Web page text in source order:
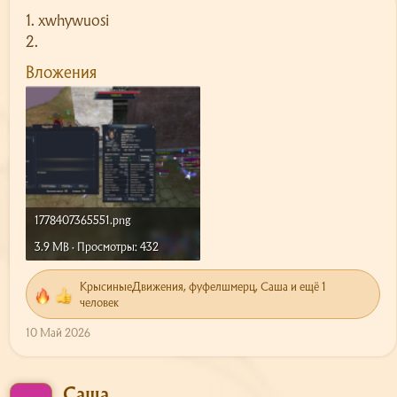
1. xwhywuosi
2.
Вложения
1778407365551.png
3.9 MB · Просмотры: 432
Р
е
а
и
КрысиныеДвижения,фуфелшмерц,Саша и ещё 1
человек
10 Май 2026